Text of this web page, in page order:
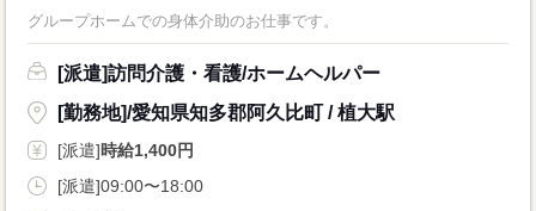
グループホームでの身体介助のお仕事です。
[派遣]訪問介護・看護/ホームヘルパー
[勤務地]/愛知県知多郡阿久比町 / 植大駅
[派遣]時給1,400円
[派遣]09:00〜18:00